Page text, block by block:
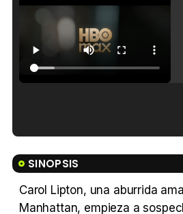
SINOPSIS
Carol Lipton, una aburrida
Manhattan, empieza a